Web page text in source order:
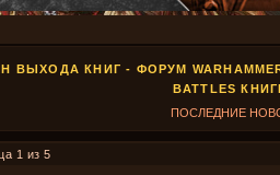
ВЫХОДА КНИГ - ФОРУМ
BATTLES
ПОСЛЕДНИЕ
1 из 5